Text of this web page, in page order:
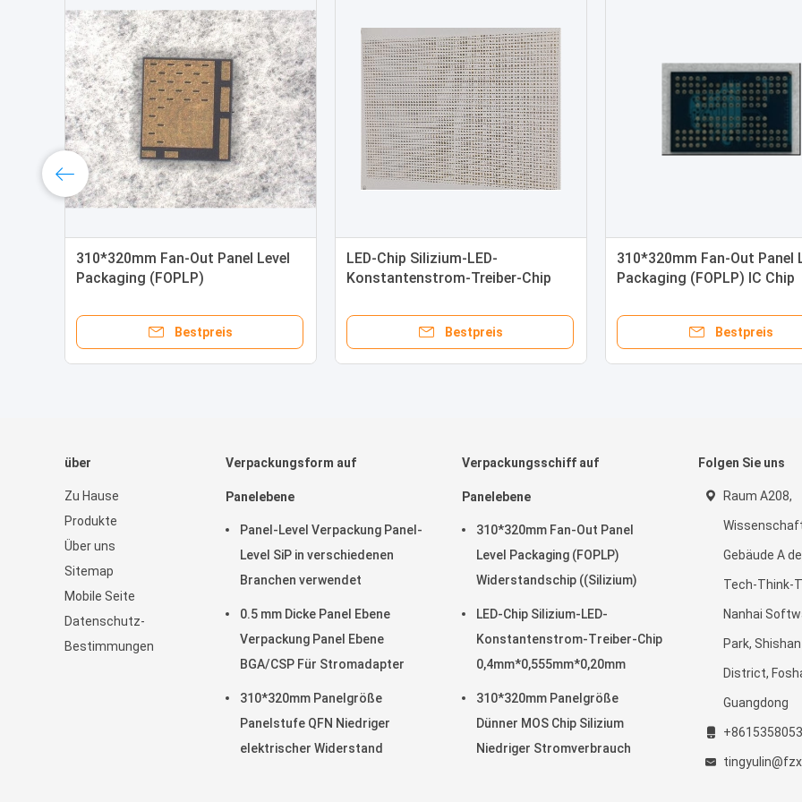
310*320mm Fan-Out Panel Level
Packaging (FOPLP)
Bestpreis
LED-Chip Silizium-LED-
Konstantenstrom-Treiber-Chip
Bestpreis
310*320mm Fan-Out Panel
Packaging (FOPLP) IC Chip
Bestpreis
über
Zu Hause
Produkte
Über uns
Sitemap
Mobile Seite
Datenschutz-
Bestimmungen
Verpackungsform auf
Panelebene
Panel-Level Verpackung Panel-
Level SiP in verschiedenen
Branchen verwendet
0.5 mm Dicke Panel Ebene
Verpackung Panel Ebene
BGA/CSP Für Stromadapter
310*320mm Panelgröße
Panelstufe QFN Niedriger
elektrischer Widerstand
Verpackungsschiff auf
Panelebene
310*320mm Fan-Out Panel
Level Packaging (FOPLP)
Widerstandschip ((Silizium)
LED-Chip Silizium-LED-
Konstantenstrom-Treiber-Chip
0,4mm*0,555mm*0,20mm
310*320mm Panelgröße
Dünner MOS Chip Silizium
Niedriger Stromverbrauch
Folgen Sie uns
Raum A208,
Gebäude A
Tech-Think-
Nanhai
Park,
District,
Guangdong